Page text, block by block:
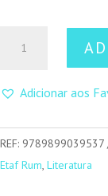
Mulher
é
um
Adicionar aos
REF: 9789899039537
Etaf Rum Literatura